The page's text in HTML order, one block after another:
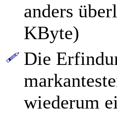
anders
KByte)
Die
wiederum